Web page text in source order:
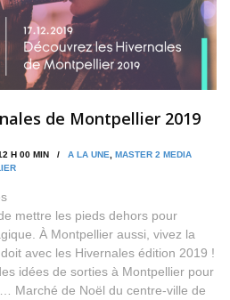
de Montpellier 2019
12 H 00 MIN / A LA UNE
MASTER 2 MEDIA
mettre les pieds dehors pour
À Montpellier aussi, vivez la
avec les Hivernales édition 2019 !
idées de sorties à Montpellier pour
Marché de Noël du centre-ville de